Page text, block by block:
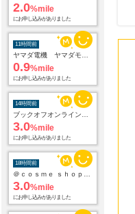
2.0%mile
にお申し込みがありました
11時間前
0.9%mile
にお申し込みがありました
14時間前
3.0%mile
にお申し込みがありました
18時間前
3.0%mile
にお申し込みがありました